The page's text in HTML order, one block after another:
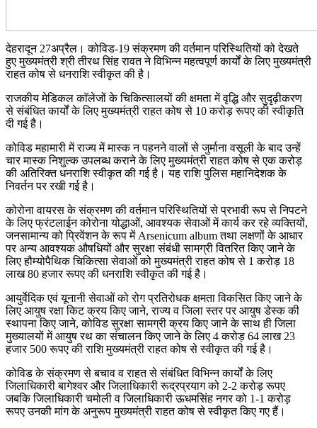
देहरादून 27अप्रैल। कोविड-19 संक्रमण की वर्तमान परिस्थितियों को देखते
हुए मुख्यमंत्री श्री तीरथ सिंह रावत ने विभिन्न महत्वपूर्ण कार्यों के लिए मुख्यमंत्री
राहत कोष से धनराशि स्वीकृत की है।
राजकीय मेडिकल काॅलेजों के चिकित्सालयों की क्षमता में वृद्धि और सुदृढ़ीकरण
से संबंधित कार्यों के लिए मुख्यमंत्री राहत कोष से 10 करोड़ रूपए की स्वीकृति
दी गई है।
कोविड महामारी में राज्य में मास्क न पहनने वालों से जुर्माना वसूली के बाद उन्हें
चार मास्क निशुल्क उपलब्ध कराने के लिए मुख्यमंत्री राहत कोष से एक करोड़
की अतिरिक्त धनराशि स्वीकृत की गई है। यह राशि पुलिस महानिदेशक के
निवर्तन पर रखी गई है।
कोरोना वायरस के संक्रमण की वर्तमान परिस्थितियों से प्रभावी रूप से निपटने
के लिए फ्रंटलाईन कोरोना योद्धाओं, आवश्यक सेवाओं में कार्य कर रहे व्यक्तियों,
जनसामान्य को प्रिवेंशन के रूप में Arsenicum album तथा लक्षणों के आधार
पर अन्य आवश्यक औषधियों और सुरक्षा संबंधी सामग्री वितरित किए जाने के
लिए हौम्योपैथिक चिकित्सा सेवाओं को मुख्यमंत्री राहत कोष से 1 करोड़ 18
लाख 80 हजार रूपए की धनराशि स्वीकृत की गई है।
आयुर्वेदिक एवं यूनानी सेवाओं को रोग प्रतिरोधक क्षमता विकसित किए जाने के
लिए आयुष रक्षा किट क्रय किए जाने, राज्य व जिला स्तर पर आयुष डेस्क की
स्थापना किए जाने, कोविड सुरक्षा सामग्री क्रय किए जाने के साथ ही जिला
मुख्यालयों में आयुष रथ का संचालन किए जाने के लिए 4 करोड़ 64 लाख 23
हजार 500 रूपए की राशि मुख्यमंत्री राहत कोष से स्वीकृत की गई है।
कोविड के संक्रमण से बचाव व राहत से संबंधित विभिन्न कार्यों के लिए
जिलाधिकारी बागेश्वर और जिलाधिकारी रूद्रप्रयाग को 2-2 करोड़ रूपए
जबकि जिलाधिकारी चमोली व जिलाधिकारी ऊधमसिंह नगर को 1-1 करोड़
रूपए उनकी मांग के अनुरूप मुख्यमंत्री राहत कोष से स्वीकृत किए गए हैं।